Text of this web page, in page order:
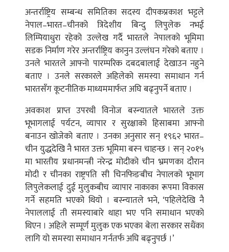
अन्तर्राष्ट्रिय सम्बन्ध समितिका सदस्य दीपकप्रकाश भट्टले
नेपाल–भारत–चीनको त्रिदेशीय बिन्दु लिपुलेक नभई
लिम्पियाधुरा रहेको उल्लेख गर्दै भारतले नेपालको भूमिमा
सडक निर्माण गरेर अन्तर्राष्ट्रिय कानुन उल्लंघन गरेको बताए ।
उनले भारतले आफ्नो पारम्परिक दबदबालाई देखाउन नहुने
बताए । उनले सरकारले अहिलेको समस्या समाधान गर्न
भारतसँग कूटनीतिक माध्यममार्फत अघि बढ्नुपर्ने बताए ।
अवकाश प्राप्त उपरथी विनोज बस्न्यातले भारतले उक्त
भूभागलाई पर्यटन, व्यापार र सुरक्षाको हिसाबमा आफ्नो
बनाउन खोजेको बताए । उनका अनुसार सन् १९६२ भारत–
चीन युद्धदेखि नै भारत उक्त भूमिमा बस्न चाहन्छ । सन् २०१५
मा भारतीय प्रधानमन्त्री नरेन्द्र मोदीको चीन भ्रमणका दौरान
मोदी र चीनका राष्ट्रपति सी चिनफिङबीच नेपालको भूभाग
लिपुलेकलाई दुई मुलुकबीच व्यापार नाकाका रूपमा विकास
गर्ने सहमति भएको थियो । बस्न्यातले भने, ‘पहिलेदेखि नै
नेपाललाई ती समस्याबारे थाहा भए पनि समाधान भएको
थिएन । अहिले सम्पूर्ण मुलुक एक भएका बेला सरकार सधैंका
लागि यो समस्या समाधान गर्नतर्फ अघि बढ्नुपर्छ ।’